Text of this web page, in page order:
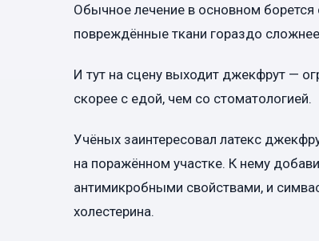
Обычное лечение в основном
повреждённые ткани гораздо
И тут на сцену выходит джекфрут —
скорее с едой, чем со стоматологией.
Учёных заинтересовал латекс
на поражённом участке. К нему
антимикробными свойствами, и
холестерина.